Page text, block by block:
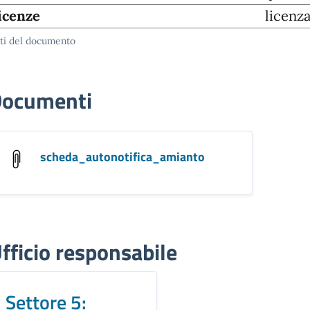
del documento
scheda_autonotifica_amianto
responsabile
Settore 5: